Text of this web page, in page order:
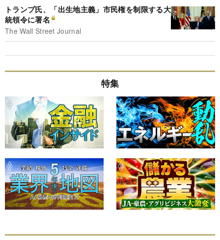
トランプ氏、「出生地主義」市民権を制限する大
統領令に署名
The Wall Street Journal
特集